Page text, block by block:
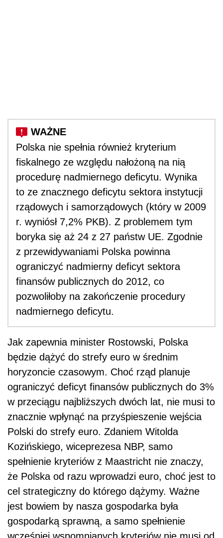
Polska nie spełnia również kryterium
fiskalnego ze względu nałożoną na nią
procedurę nadmiernego deficytu. Wynika
to ze znacznego deficytu sektora instytucji
rządowych i samorządowych (który w 2009
r. wyniósł 7,2% PKB). Z problemem tym
boryka się aż 24 z 27 państw UE. Zgodnie
z przewidywaniami Polska powinna
ograniczyć nadmierny deficyt sektora
finansów publicznych do 2012, co
pozwoliłoby na zakończenie procedury
nadmiernego deficytu.
Jak zapewnia minister Rostowski, Polska
będzie dążyć do strefy euro w średnim
horyzoncie czasowym. Choć rząd planuje
ograniczyć deficyt finansów publicznych do 3%
w przeciągu najbliższych dwóch lat, nie musi to
znacznie wpłynąć na przyśpieszenie wejścia
Polski do strefy euro. Zdaniem Witolda
Kozińskiego, wiceprezesa NBP, samo
spełnienie kryteriów z Maastricht nie znaczy,
że Polska od razu wprowadzi euro, choć jest to
cel strategiczny do którego dążymy. Ważne
jest bowiem by nasza gospodarka była
gospodarką sprawną, a samo spełnienie